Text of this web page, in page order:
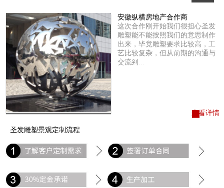
查看详情
安徽纵横房地产合作商
这次合作刚开始我们很担心圣发
雕塑能不能按照我们的意思制作
出来，毕竟雕塑要求比较高，工
艺比较复杂，但从前期的沟通与
交流到...
圣发雕塑景观定制流程